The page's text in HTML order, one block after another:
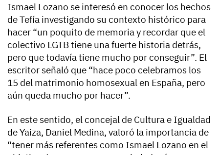
Ismael Lozano se interesó en conocer los hechos
de Tefía investigando su contexto histórico para
hacer “un poquito de memoria y recordar que el
colectivo LGTB tiene una fuerte historia detrás,
pero que todavía tiene mucho por conseguir”. El
escritor señaló que “hace poco celebramos los
15 del matrimonio homosexual en España, pero
aún queda mucho por hacer”.
En este sentido, el concejal de Cultura e Igualdad
de Yaiza, Daniel Medina, valoró la importancia de
“tener más referentes como Ismael Lozano en el